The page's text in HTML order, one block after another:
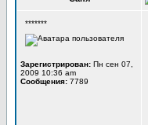
*******
Зарегистрирован: Пн сен 07,
2009 10:36 am
Сообщения: 7789